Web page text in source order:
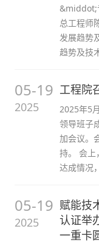
&middot;
总工程师
发展趋势
趋势及技
05-19
2025
工程院
2025年5
领导班子
加会议。
持。 会上
达成情况
05-19
2025
赋能技
认证举
一重卡